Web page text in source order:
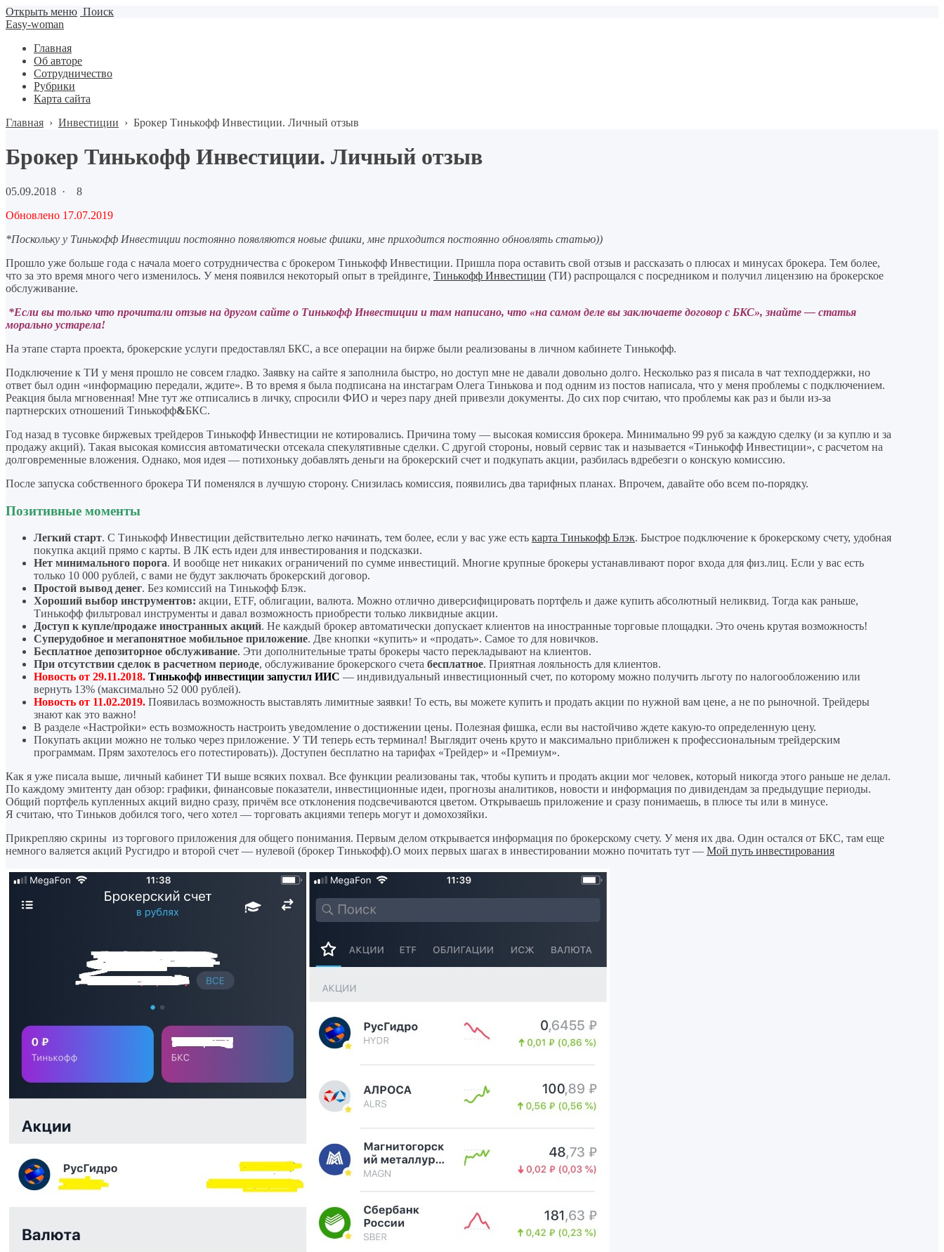
Открыть меню Поиск
Easy-woman
Главная
Об авторе
Сотрудничество
Рубрики
Карта сайта
Главная › Инвестиции › Брокер Тинькофф Инвестиции. Личный отзыв
Брокер Тинькофф Инвестиции. Личный отзыв
05.09.2018 ·
8
Обновлено 17.07.2019
*Поскольку у Тинькофф Инвестиции постоянно появляются новые фишки, мне приходится постоянно обновлять статью))
Прошло уже больше года с начала моего сотрудничества с брокером Тинькофф Инвестиции. Пришла пора оставить свой отзыв и рассказать о плюсах и минусах брокера. Тем более,
что за это время много чего изменилось. У меня появился некоторый опыт в трейдинге, Тинькофф Инвестиции (ТИ) распрощался с посредником и получил лицензию на брокерское
обслуживание.
*Если вы только что прочитали отзыв на другом сайте о Тинькофф Инвестиции и там написано, что «на самом деле вы заключаете договор с БКС», знайте — статья
морально устарела!
На этапе старта проекта, брокерские услуги предоставлял БКС, а все операции на бирже были реализованы в личном кабинете Тинькофф.
Подключение к ТИ у меня прошло не совсем гладко. Заявку на сайте я заполнила быстро, но доступ мне не давали довольно долго. Несколько раз я писала в чат техподдержки, но
ответ был один «информацию передали, ждите». В то время я была подписана на инстаграм Олега Тинькова и под одним из постов написала, что у меня проблемы с подключением.
Реакция была мгновенная! Мне тут же отписались в личку, спросили ФИО и через пару дней привезли документы. До сих пор считаю, что проблемы как раз и были из-за
партнерских отношений Тинькофф&БКС.
Год назад в тусовке биржевых трейдеров Тинькофф Инвестиции не котировались. Причина тому — высокая комиссия брокера. Минимально 99 руб за каждую сделку (и за куплю и за
продажу акций). Такая высокая комиссия автоматически отсекала спекулятивные сделки. С другой стороны, новый сервис так и называется «Тинькофф Инвестиции», с расчетом на
долговременные вложения. Однако, моя идея — потихоньку добавлять деньги на брокерский счет и подкупать акции, разбилась вдребезги о конскую комиссию.
После запуска собственного брокера ТИ поменялся в лучшую сторону. Снизилась комиссия, появились два тарифных планах. Впрочем, давайте обо всем по-порядку.
Позитивные моменты
Легкий старт. С Тинькофф Инвестиции действительно легко начинать, тем более, если у вас уже есть карта Тинькофф Блэк. Быстрое подключение к брокерскому счету, удобная
покупка акций прямо с карты. В ЛК есть идеи для инвестирования и подсказки.
Нет минимального порога. И вообще нет никаких ограничений по сумме инвестиций. Многие крупные брокеры устанавливают порог входа для физ.лиц. Если у вас есть
только 10 000 рублей, с вами не будут заключать брокерский договор.
Простой вывод денег. Без комиссий на Тинькофф Блэк.
Хороший выбор инструментов: акции, ETF, облигации, валюта. Можно отлично диверсифицировать портфель и даже купить абсолютный неликвид. Тогда как раньше,
Тинькофф фильтровал инструменты и давал возможность приобрести только ликвидные акции.
Доступ к купле/продаже иностранных акций. Не каждый брокер автоматически допускает клиентов на иностранные торговые площадки. Это очень крутая возможность!
Суперудобное и мегапонятное мобильное приложение. Две кнопки «купить» и «продать». Самое то для новичков.
Бесплатное депозиторное обслуживание. Эти дополнительные траты брокеры часто перекладывают на клиентов.
При отсутствии сделок в расчетном периоде, обслуживание брокерского счета бесплатное. Приятная лояльность для клиентов.
Новость от 29.11.2018. Тинькофф инвестиции запустил ИИС — индивидуальный инвестиционный счет, по которому можно получить льготу по налогообложению или
вернуть 13% (максимально 52 000 рублей).
Новость от 11.02.2019. Появилась возможность выставлять лимитные заявки! То есть, вы можете купить и продать акции по нужной вам цене, а не по рыночной. Трейдеры
знают как это важно!
В разделе «Настройки» есть возможность настроить уведомление о достижении цены. Полезная фишка, если вы настойчиво ждете какую-то определенную цену.
Покупать акции можно не только через приложение. У ТИ теперь есть терминал! Выглядит очень круто и максимально приближен к профессиональным трейдерским
программам. Прям захотелось его потестировать)). Доступен бесплатно на тарифах «Трейдер» и «Премиум».
Как я уже писала выше, личный кабинет ТИ выше всяких похвал. Все функции реализованы так, чтобы купить и продать акции мог человек, который никогда этого раньше не делал.
По каждому эмитенту дан обзор: графики, финансовые показатели, инвестиционные идеи, прогнозы аналитиков, новости и информация по дивидендам за предыдущие периоды.
Общий портфель купленных акций видно сразу, причём все отклонения подсвечиваются цветом. Открываешь приложение и сразу понимаешь, в плюсе ты или в минусе.
Я считаю, что Тиньков добился того, чего хотел — торговать акциями теперь могут и домохозяйки.
Прикрепляю скрины из торгового приложения для общего понимания. Первым делом открывается информация по брокерскому счету. У меня их два. Один остался от БКС, там еще
немного валяется акций Русгидро и второй счет — нулевой (брокер Тинькофф).О моих первых шагах в инвестировании можно почитать тут — Мой путь инвестирования